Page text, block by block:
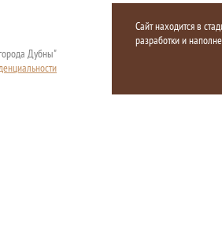
Дубны"
Сайт находится в
разработки и